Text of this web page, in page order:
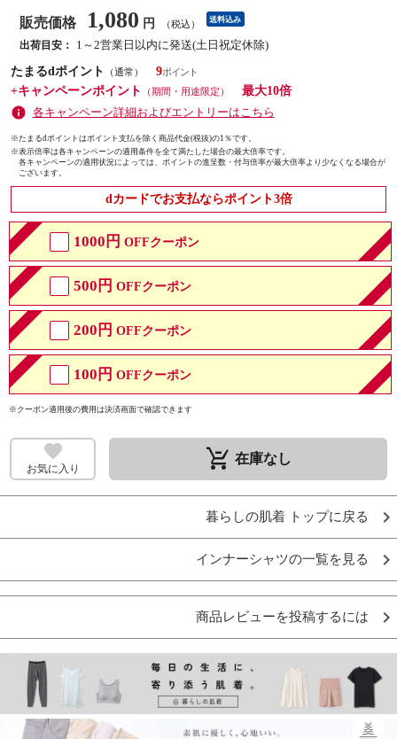
販売価格 1,080 円 （税込） 送料込み
出荷目安：
1～2営業日以内に発送(土日祝定休除)
たまるdポイント
（通常）
9
+キャンペーンポイント
（期間・用途限定）
最大10倍
各キャンペーン詳細およびエントリーはこちら
※たまるdポイントはポイント支払を除く商品代金(税抜)の1％です。
※表示倍率は各キャンペーンの適用条件を全て満たした場合の最大倍率です。
各キャンペーンの適用状況によっては、ポイントの進呈数・付与倍率が最大倍率より少なくなる場合が
ございます。
dカードでお支払ならポイント3倍
1000円 OFFクーポン
500円 OFFクーポン
200円 OFFクーポン
100円 OFFクーポン
※クーポン適用後の費用は決済画面で確認できます
お気に入り remove_shopping_cart 在庫なし
暮らしの肌着 トップに戻る
インナーシャツの一覧を見る
商品レビューを投稿するには